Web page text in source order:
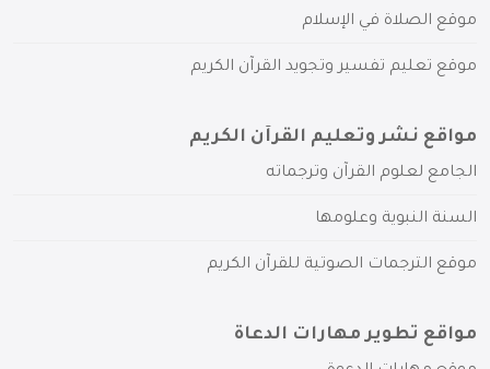
موقع الصلاة في الإسلام
موقع تعليم تفسير وتجويد القرآن الكريم
مواقع نشر وتعليم القرآن الكريم
الجامع لعلوم القرآن وترجماته
السنة النبوية وعلومها
موقع الترجمات الصوتية للقرآن الكريم
مواقع تطوير مهارات الدعاة